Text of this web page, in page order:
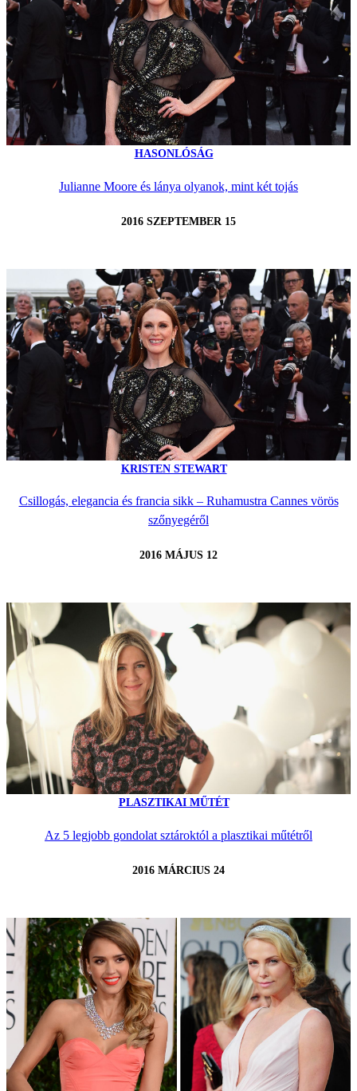
HASONLÓSÁG
Julianne Moore és lánya olyanok, mint két tojás
2016 SZEPTEMBER 15
KRISTEN STEWART
Csillogás, elegancia és francia sikk – Ruhamustra Cannes vörös
szőnyegéről
2016 MÁJUS 12
PLASZTIKAI MŰTÉT
Az 5 legjobb gondolat sztároktól a plasztikai műtétről
2016 MÁRCIUS 24